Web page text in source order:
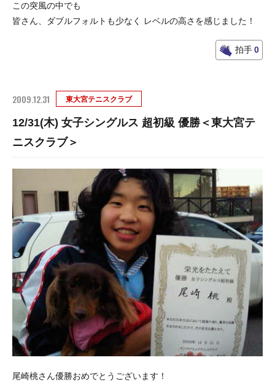
この突風の中でも
皆さん、ダブルフォルトも少なく レベルの高さを感じました！
拍手0
2009.12.31 東大宮テニスクラブ
12/31(木) 女子シングルス 超初級 優勝＜東大宮テ
ニスクラブ＞
尾崎桃さん優勝おめでとうございます！